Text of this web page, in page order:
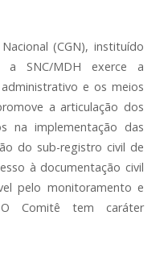
(CGN), instituído
a SNC/MDH exerce a
e os meios
a articulação dos
na implementação das
do sub-registro civil de
à documentação civil
pelo monitoramento e
O Comitê tem caráter